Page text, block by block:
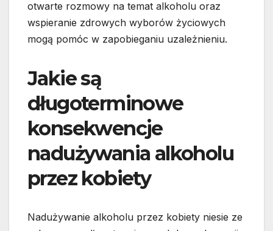
otwarte rozmowy na temat alkoholu oraz
wspieranie zdrowych wyborów życiowych
mogą pomóc w zapobieganiu uzależnieniu.
Jakie są
długoterminowe
konsekwencje
nadużywania alkoholu
przez kobiety
Nadużywanie alkoholu przez kobiety niesie ze